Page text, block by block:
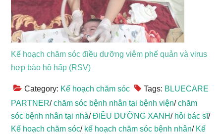
Kế hoạch chăm sóc điều dưỡng viêm phế quản và virus
hợp bào hô hấp (RSV)
Category: Kế hoạch chăm sóc Tags: BLUECARE
PARTNER/chăm sóc bệnh nhân tại bệnh viện/chăm
sóc bệnh nhân tại nhà/ĐIỀU DƯỠNG XANH/ hỏi bác sĩ/
Kế hoạch chăm sóc/ kế hoạch chăm sóc bệnh nhân/ Kế